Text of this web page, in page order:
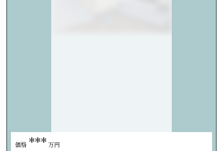
価格 *** 万円